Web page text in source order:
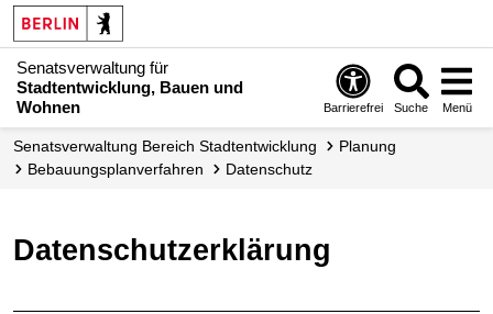
Senatsverwaltung für
Stadtentwicklung, Bauen und
Wohnen
Barrierefrei Suche Menü
Senats­verwaltung Bereich Stadtentwicklung
Planung
Bebauungs­planverfahren
Datenschutz
Datenschutzerklärung